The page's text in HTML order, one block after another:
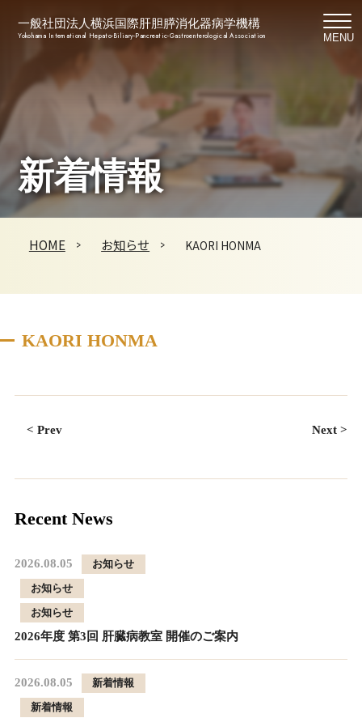
一般社団法人横浜国際肝胆膵消化器病学機構
Yokohama International Hepato-Biliary-Pancreatic-Gastroenterological Association MENU
新着情報
HOME お知らせ KAORI HONMA
KAORI HONMA
< Prev Next >
Recent News
2026.08.05
お知らせ
お知らせ
お知らせ
2026年度 第3回 肝臓病教室 開催のご案内
2026.08.05
新着情報
新着情報